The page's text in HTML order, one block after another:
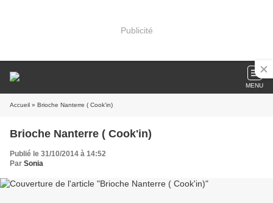
Publicité
MENU
Accueil » Brioche Nanterre ( Cook'in)
Brioche Nanterre ( Cook'in)
Publié le 31/10/2014 à 14:52
Par Sonia